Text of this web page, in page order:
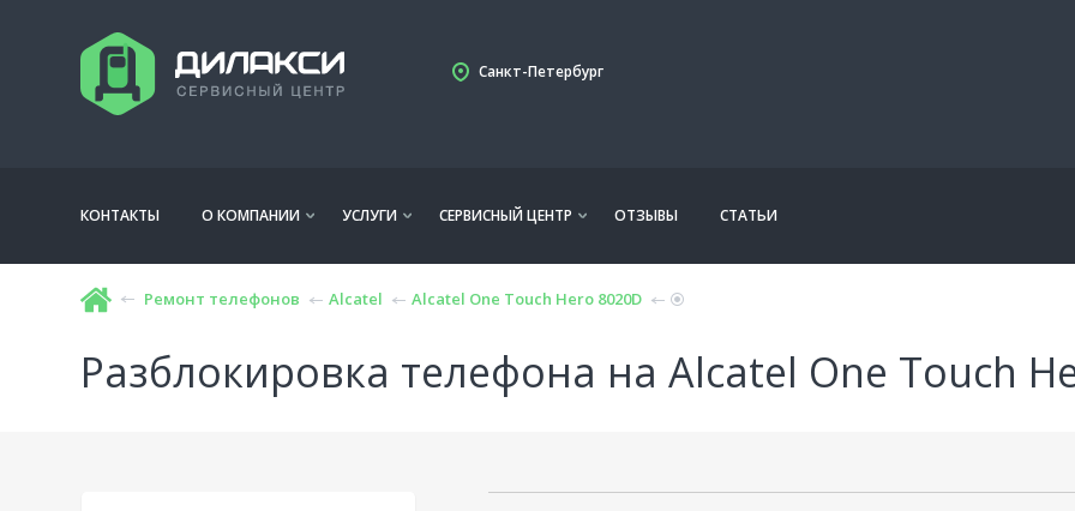
Санкт-Петербург
КОНТАКТЫ О КОМПАНИИ УСЛУГИ СЕРВИСНЫЙ ЦЕНТР ОТЗЫВЫ СТАТЬИ
Ремонт телефонов Alcatel Alcatel One Touch Hero 8020D
Разблокировка телефона на Alcatel One Touch